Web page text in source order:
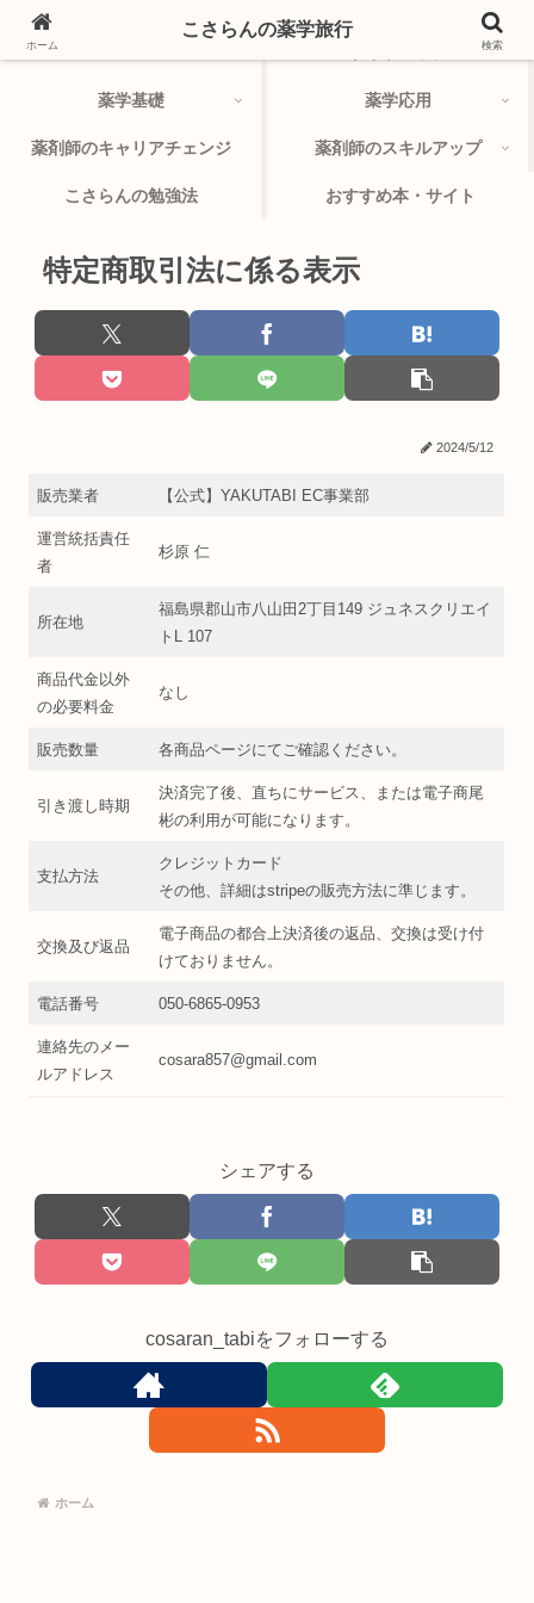
薬学基礎 薬学応用
薬剤師のキャリアチェンジ 薬剤師のスキルアップ
こさらんの勉強法 おすすめ本・サイト
特定商取引法に係る表示
2024/5/12
販売業者 【公式】YAKUTABI EC事業部
運営統括責任
者
杉原 仁
所在地
福島県郡山市八山田2丁目149 ジュネスクリエイ
トL 107
商品代金以外
の必要料金
なし
販売数量 各商品ページにてご確認ください。
引き渡し時期
決済完了後、直ちにサービス、または電子商尾
彬の利用が可能になります。
支払方法
クレジットカード
その他、詳細はstripeの販売方法に準じます。
交換及び返品
電子商品の都合上決済後の返品、交換は受け付
けておりません。
電話番号 050-6865-0953
連絡先のメー
ルアドレス
cosara857@gmail.com
シェアする
cosaran_tabiをフォローする
ホーム
ホーム
こさらんの薬学旅行
検索